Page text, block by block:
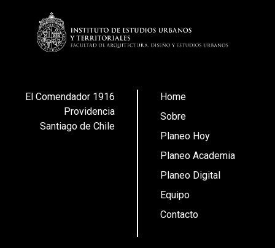
El Comendador 1916
Providencia
Santiago de Chile
Home
Sobre
Planeo Hoy
Planeo Academia
Planeo Digital
Equipo
Contacto